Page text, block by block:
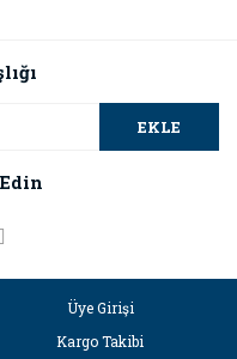
EKLE
Üye Girişi
Kargo Takibi